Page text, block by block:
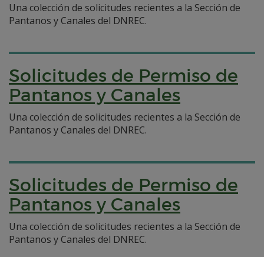
Una colección de solicitudes recientes a la Sección de
Pantanos y Canales del DNREC.
Solicitudes de Permiso de
Pantanos y Canales
Una colección de solicitudes recientes a la Sección de
Pantanos y Canales del DNREC.
Solicitudes de Permiso de
Pantanos y Canales
Una colección de solicitudes recientes a la Sección de
Pantanos y Canales del DNREC.